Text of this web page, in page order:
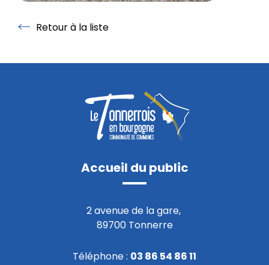
Retour à la liste
Retour à la liste
Accueil du public
2 avenue de la gare,
89700 Tonnerre
Téléphone : 03 86 54 86 11